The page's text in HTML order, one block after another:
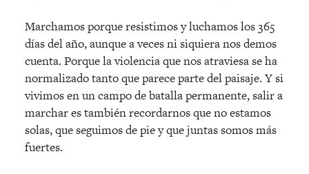
Marchamos porque resistimos y luchamos los 365
días del año, aunque a veces ni siquiera nos demos
cuenta. Porque la violencia que nos atraviesa se ha
normalizado tanto que parece parte del paisaje. Y si
vivimos en un campo de batalla permanente, salir a
marchar es también recordarnos que no estamos
solas, que seguimos de pie y que juntas somos más
fuertes.